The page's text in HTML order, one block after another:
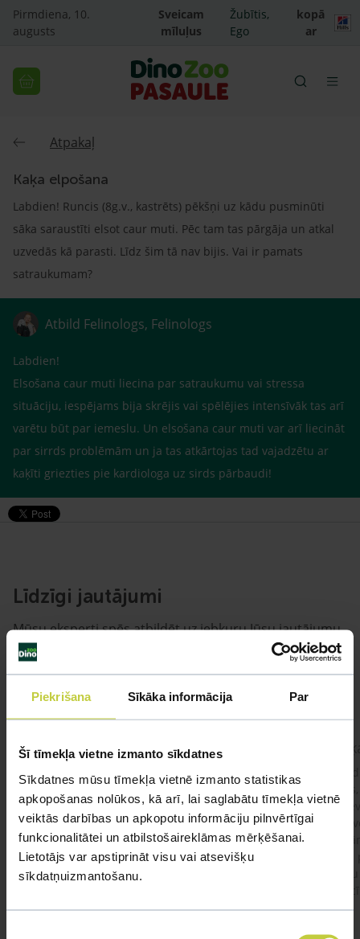
Piekrišana Sīkāka informācija Par
Šī tīmekļa vietne izmanto sīkdatnes
Sīkdatnes mūsu tīmekļa vietnē izmanto statistikas
apkopošanas nolūkos, kā arī, lai saglabātu tīmekļa vietnē
veiktās darbības un apkopotu informāciju pilnvērtīgai
funkcionalitātei un atbilstošaireklāmas mērķēšanai.
Lietotājs var apstiprināt visu vai atsevišķu
sīkdatņuizmantošanu.
Pirmdiena, 10.
augusts
Sveicam
mīluļus
Žubītis,
Ego
kopā
ar
Atpakaļ
Kaķa elpošana
Labdien! Runcis (8g.v., kastrēts) pēkšņi uz kādu pusminūti
sāka saraustīti elsot caur muti. Pēc tam tas pārgāja un atkal
uzvedās kā parasti. Līdz šim tā nav bijis. Vai ir pamats
satraukumam?
Atbild Felinologs, Felinologs
Labdien!
Elsošana caur muti liecina par satraukumu vai stressa
situāciju, iespējams bija skrējis vai spēlējies intensīvāk tas arī
varētu būt par iemeslu. Un elsošana caur muti var arī liecināt
par sirrds problēmām un ja tas atkārtojas tad vajadzētu ar
kaķīti griezties pie kardiologa uz sirds pārbaudi!
Līdzīgi jautājumi
Mūsu eksperti spēs atbildēt uz jebkuru Jūsu jautājumu
kaķis apēdis plēvi
Ja kaķim gadījies apēst plastiku ,ko ieklāj zem
garnelēm kārbiņās apakšā.Kādas sekas varētu
būt?Kā kaķis varētu reağēt...Ko darīt?
#kakis #apedis #plevi